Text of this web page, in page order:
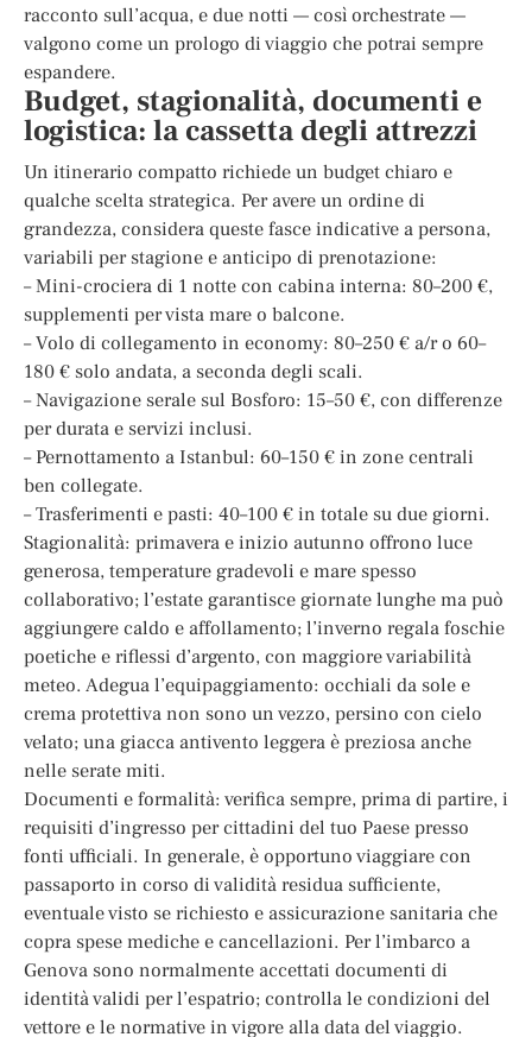
racconto sull’acqua, e due notti — così orchestrate —
valgono come un prologo di viaggio che potrai sempre
espandere.
Budget, stagionalità, documenti e
logistica: la cassetta degli attrezzi
Un itinerario compatto richiede un budget chiaro e
qualche scelta strategica. Per avere un ordine di
grandezza, considera queste fasce indicative a persona,
variabili per stagione e anticipo di prenotazione:
– Mini-crociera di 1 notte con cabina interna: 80–200 €,
supplementi per vista mare o balcone.
– Volo di collegamento in economy: 80–250 € a/r o 60–
180 € solo andata, a seconda degli scali.
– Navigazione serale sul Bosforo: 15–50 €, con differenze
per durata e servizi inclusi.
– Pernottamento a Istanbul: 60–150 € in zone centrali
ben collegate.
– Trasferimenti e pasti: 40–100 € in totale su due giorni.
Stagionalità: primavera e inizio autunno offrono luce
generosa, temperature gradevoli e mare spesso
collaborativo; l’estate garantisce giornate lunghe ma può
aggiungere caldo e affollamento; l’inverno regala foschie
poetiche e riflessi d’argento, con maggiore variabilità
meteo. Adegua l’equipaggiamento: occhiali da sole e
crema protettiva non sono un vezzo, persino con cielo
velato; una giacca antivento leggera è preziosa anche
nelle serate miti.
Documenti e formalità: verifica sempre, prima di partire, i
requisiti d’ingresso per cittadini del tuo Paese presso
fonti ufficiali. In generale, è opportuno viaggiare con
passaporto in corso di validità residua sufficiente,
eventuale visto se richiesto e assicurazione sanitaria che
copra spese mediche e cancellazioni. Per l’imbarco a
Genova sono normalmente accettati documenti di
identità validi per l’espatrio; controlla le condizioni del
vettore e le normative in vigore alla data del viaggio.